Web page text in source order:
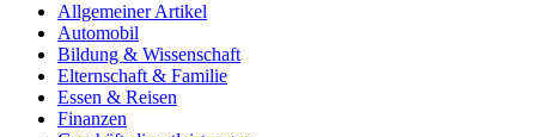
Allgemeiner Artikel
Automobil
Bildung & Wissenschaft
Elternschaft & Familie
Essen & Reisen
Finanzen